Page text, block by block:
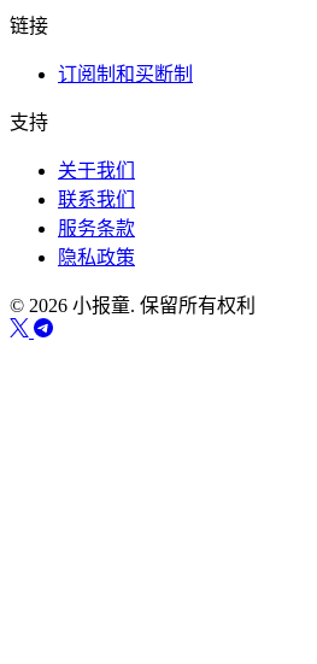
链接
订阅制和买断制
支持
关于我们
联系我们
服务条款
隐私政策
© 2026 小报童. 保留所有权利